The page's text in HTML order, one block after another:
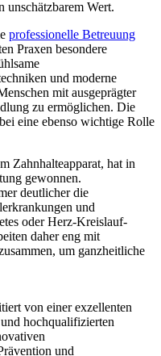
unschätzbarem Wert.
professionelle Betreuung
Praxen besondere
und moderne
mit ausgeprägter
zu ermöglichen. Die
eine ebenso wichtige Rolle
Zahnhalteapparat, hat in
gewonnen.
deutlicher die
und
oder Herz-Kreislauf-
daher eng mit
um ganzheitliche
von einer exzellenten
hochqualifizierten
und